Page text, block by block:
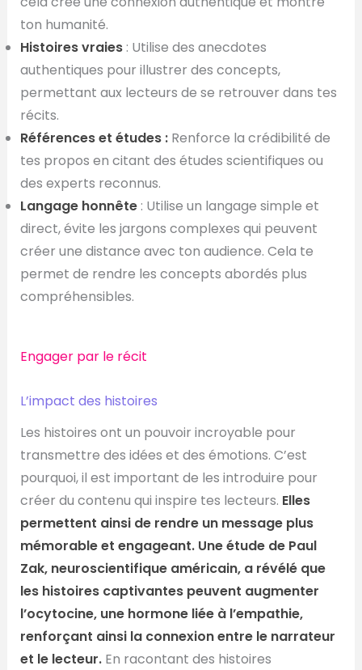
ton humanité.
Histoires vraies: Utilise des anecdotes
authentiques pour illustrer des concepts,
permettant aux lecteurs de se retrouver dans tes
récits.
Références et études :Renforce la crédibilité de
tes propos en citant des études scientifiques ou
des experts reconnus.
Langage honnête: Utilise un langage simple et
direct, évite les jargons complexes qui peuvent
créer une distance avec ton audience. Cela te
permet de rendre les concepts abordés plus
compréhensibles.
Engager par le récit
L’impact des histoires
Les histoires ont un pouvoir incroyable pour
transmettre des idées et des émotions. C’est
pourquoi, il est important de les introduire pour
créer du contenu qui inspire tes lecteurs. Elles
permettent ainsi de rendre un message plus
mémorable et engageant. Une étude de Paul
Zak, neuroscientifique américain, a révélé que
les histoires captivantes peuvent augmenter
l’ocytocine, une hormone liée à l’empathie,
renforçant ainsi la connexion entre le narrateur
et le lecteur.En racontant des histoires